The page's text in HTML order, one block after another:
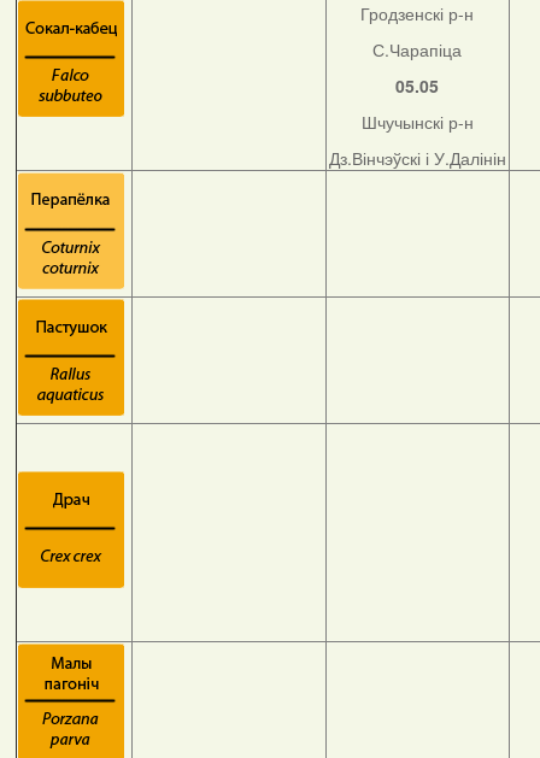
Гродзенскі р-н
С.Чарапіца
05.05
Шчучынскі р-н
Дз.Вінчэўскі і У.Далінін